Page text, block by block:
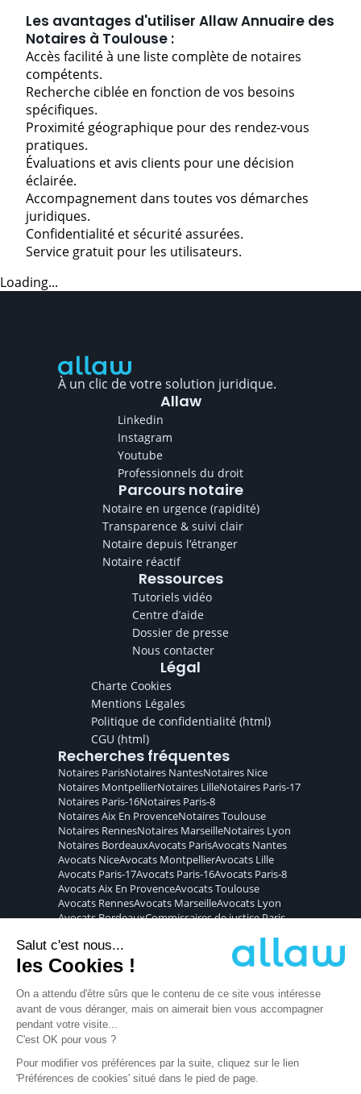
Les avantages d'utiliser Allaw Annuaire des
Notaires à Toulouse :
Accès facilité à une liste complète de notaires
compétents.
Recherche ciblée en fonction de vos besoins
spécifiques.
Proximité géographique pour des rendez-vous
pratiques.
Évaluations et avis clients pour une décision
éclairée.
Accompagnement dans toutes vos démarches
juridiques.
Confidentialité et sécurité assurées.
Service gratuit pour les utilisateurs.
Loading...
À un clic de votre solution juridique.
Allaw
Linkedin
Instagram
Youtube
Professionnels du droit
Parcours notaire
Notaire en urgence (rapidité)
Transparence & suivi clair
Notaire depuis l’étranger
Notaire réactif
Ressources
Tutoriels vidéo
Centre d’aide
Dossier de presse
Nous contacter
Légal
Charte Cookies
Mentions Légales
Politique de confidentialité (html)
CGU (html)
Recherches fréquentes
Notaires ParisNotaires NantesNotaires Nice
Notaires MontpellierNotaires LilleNotaires Paris-17
Notaires Paris-16Notaires Paris-8
NotairesAix En ProvenceNotairesToulouse
Notaires RennesNotaires MarseilleNotaires Lyon
Notaires BordeauxAvocats ParisAvocats Nantes
Avocats NiceAvocats MontpellierAvocats Lille
Avocats Paris-17Avocats Paris-16Avocats Paris-8
AvocatsAix En ProvenceAvocatsToulouse
Avocats RennesAvocats MarseilleAvocats Lyon
AvocatsBordeauxCommissaires de justiceParis
Commissaires de justice
Commissaires de justice
Commissaires de justice
Commissaires de justiceParis-17
Commissaires de justice Paris-16
Commissaires de justice
Commissaires de justice
Commissaires de justice
Commissaires de justice Rennes
Commissaires de justiceMarseille